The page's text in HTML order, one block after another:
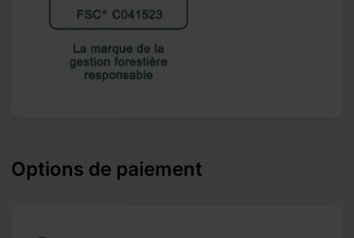
Options de paiement